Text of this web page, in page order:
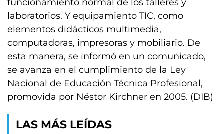
funcionamiento normal de los talleres y
laboratorios. Y equipamiento TIC, como
elementos didácticos multimedia,
computadoras, impresoras y mobiliario. De
esta manera, se informó en un comunicado,
se avanza en el cumplimiento de la Ley
Nacional de Educación Técnica Profesional,
promovida por Néstor Kirchner en 2005. (DIB)
LAS MÁS LEÍDAS